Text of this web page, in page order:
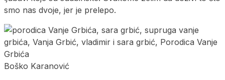
smo nas dvoje, jer je prelepo.
Boško Karanović